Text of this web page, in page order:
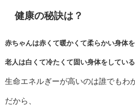
健康の秘訣は？
赤ちゃんは赤くて暖かくて柔らかい身体
老人は白くて冷たくて固い身体をしている
生命エネルぎーが高いのは誰でもわ
だから、